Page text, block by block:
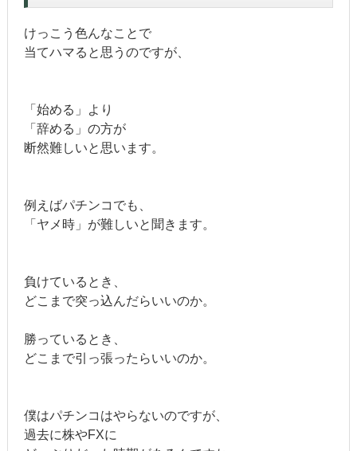
けっこう色んなことで
当てハマると思うのですが、
「始める」より
「辞める」の方が
断然難しいと思います。
例えばパチンコでも、
「ヤメ時」が難しいと聞きます。
負けているとき、
どこまで突っ込んだらいいのか。
勝っているとき、
どこまで引っ張ったらいいのか。
僕はパチンコはやらないのですが、
過去に株やFXに